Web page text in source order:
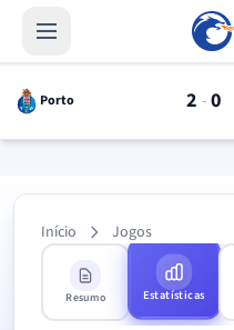
Porto 2 - 0
Início Jogos
Resumo Estatísticas